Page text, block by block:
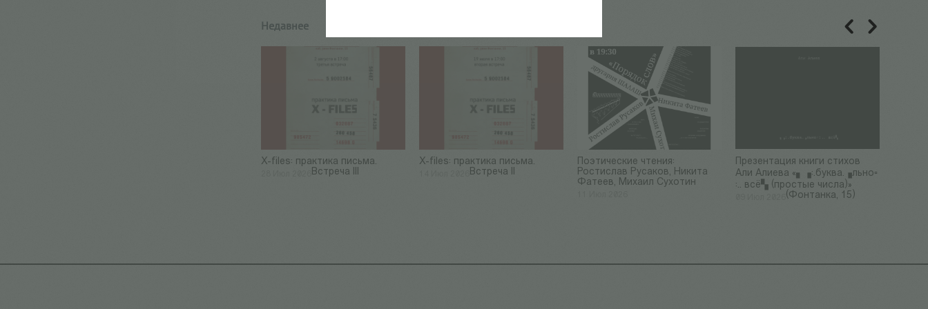
Недавнее
X-files: практика письма.
Встреча III
​X-files: практика письма.
Встреча II
Поэтические чтения:
Ростислав Русаков, Никита
Фатеев, Михаил Сухотин
Презентация книги стихов
Али Алиева «▖▗:.буква.▗льно▫
:.. всё▚ (простые числа)»
(Фонтанка, 15)